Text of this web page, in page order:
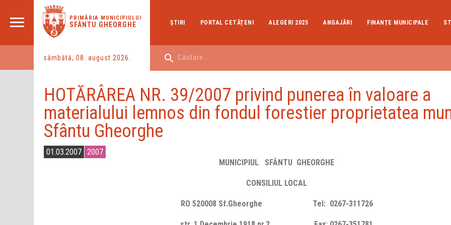
PRIMĂRIA MUNICIPIULUI
SFÂNTU GHEORGHE
sâmbătă, 08. august 2026.
ŞTIRI PORTAL CETĂȚENI ALEGERI 2025 ANGAJĂRI FINANȚE MUNICIPALE
HOTĂRÂREA NR. 39/2007 privind punerea în valoare a
materialului lemnos din fondul forestier proprietatea
Sfântu Gheorghe
01.03.2007 2007
MUNICIPIUL SFÂNTU GHEORGHE
CONSILIUL LOCAL
RO 520008 Sf.Gheorghe Tel: 0267-311726